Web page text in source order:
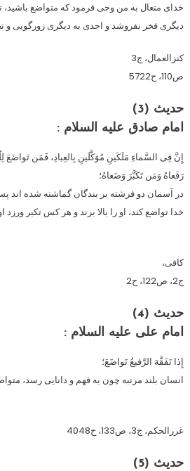
خداى متعال به من وحى فرمود كه متواضع باشيد،
ديگرى فخر نفروشد و احدى به ديگرى زورگويى و
كنزالعمال، ج3
ص110، ح5722
حدیث (3)
امام صادق عليه السلام :
إِنَّ فِى السَّماءِ مَلَكَينِ مُوَكَّلَينِ بِالعِبادِ، فَمَن تَواضَعَ
رَفَعاهُ وَمَن تَكَبَّرَ وَضَعاهُ؛
در آسمان دو فرشته بر بندگان گماشته شده
خدا تواضع كند، او را بالا برند و هر كس تكبر ورزد
كافى،
ج2، ص122، ح2
حدیث (4)
امام على عليه السلام :
إِذا تَفَقَّهَ الرَّفيعُ تَواضَعَ؛
انسان بلند مرتبه چون به فهم و دانايى رسد،
غررالحكم، ج3، ص133، ح4048
حدیث (5)